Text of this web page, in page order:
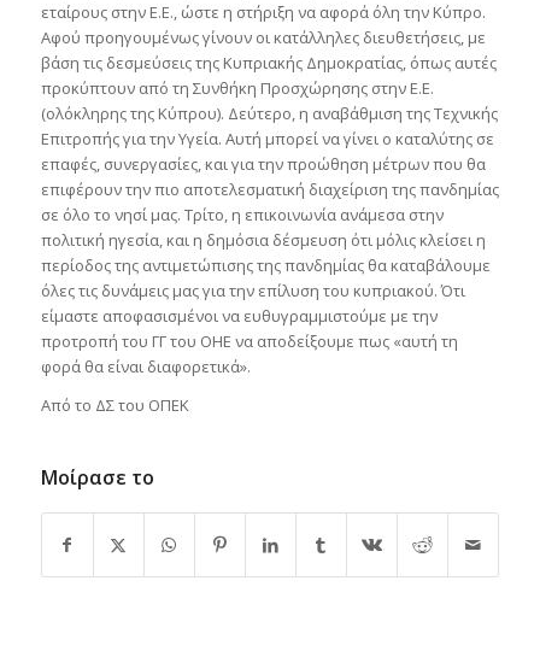
εταίρους στην Ε.Ε., ώστε η στήριξη να αφορά όλη την Κύπρο.
Αφού προηγουμένως γίνουν οι κατάλληλες διευθετήσεις, με
βάση τις δεσμεύσεις της Κυπριακής Δημοκρατίας, όπως αυτές
προκύπτουν από τη Συνθήκη Προσχώρησης στην Ε.Ε.
(ολόκληρης της Κύπρου). Δεύτερο, η αναβάθμιση της Τεχνικής
Επιτροπής για την Υγεία. Αυτή μπορεί να γίνει ο καταλύτης σε
επαφές, συνεργασίες, και για την προώθηση μέτρων που θα
επιφέρουν την πιο αποτελεσματική διαχείριση της πανδημίας
σε όλο το νησί μας. Τρίτο, η επικοινωνία ανάμεσα στην
πολιτική ηγεσία, και η δημόσια δέσμευση ότι μόλις κλείσει η
περίοδος της αντιμετώπισης της πανδημίας θα καταβάλουμε
όλες τις δυνάμεις μας για την επίλυση του κυπριακού. Ότι
είμαστε αποφασισμένοι να ευθυγραμμιστούμε με την
προτροπή του ΓΓ του ΟΗΕ να αποδείξουμε πως «αυτή τη
φορά θα είναι διαφορετικά».
Από το ΔΣ του ΟΠΕΚ
Μοίρασε το